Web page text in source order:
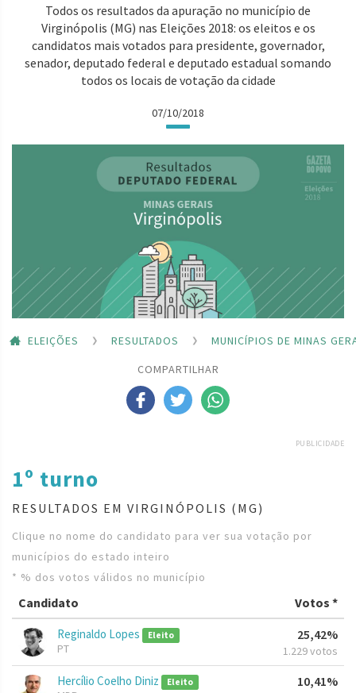
Todos os resultados da apuração no município de
Virginópolis (MG) nas Eleições 2018: os eleitos e os
candidatos mais votados para presidente, governador,
senador, deputado federal e deputado estadual somando
todos os locais de votação da cidade
07/10/2018
ELEIÇÕES RESULTADOS
MUNICÍPIOS DE MINAS
COMPARTILHAR
PUBLICIDADE
1º turno
RESULTADOS EM VIRGINÓPOLIS (MG)
Clique no nome do candidato para ver sua votação por
municípios do estado inteiro
* % dos votos válidos no município
Candidato Votos *
Reginaldo Lopes Eleito
PT
25,42%
1.229 votos
Hercílio Coelho Diniz Eleito 10,41%